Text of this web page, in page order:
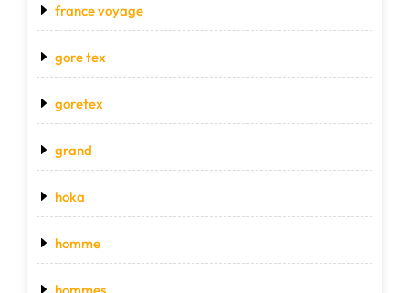
france voyage
gore tex
goretex
grand
hoka
homme